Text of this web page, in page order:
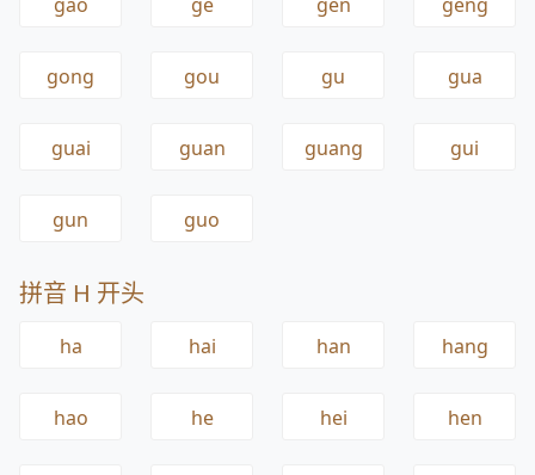
gong gou gu gua
guai guan guang gui
gun guo
拼音 H 开头
ha hai han hang
hao he hei hen